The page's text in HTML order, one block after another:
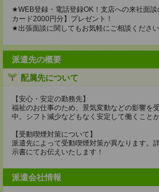
★WEB登録・電話登録OK！支店への来社面
カード2000円分】プレゼント！
★出張面談に関してもお気軽にご相談ください
派遣先の概要
配属先について
【安心・安定の勤務先】
福祉のお仕事のため、景気変動などの影響を
中。シフト減少などもなく安定して働くことが
【受動喫煙対策について】
派遣先によって受動喫煙対策が異なります。
示書にてお伝えいたします！
派遣会社情報